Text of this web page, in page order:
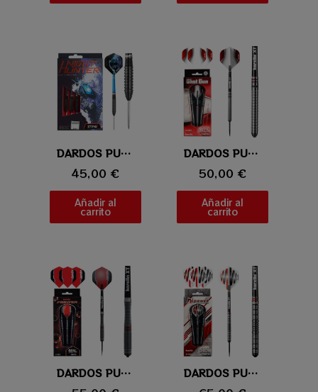
Vista rápidaDARDOS PUNTA DE ACERO ONE80 NIGHT HUNTER STING
45,00 €
Añadir al
carrito
Vista rápidaDARDOS PUNTA DE ACERO KARELLA SHOTGUN
50,00 €
Añadir al
carrito
Vista rápidaDARDOS PUNTA DE ACERO KARELLA FIGHTER Vista rápidaDARDOS PUNTA DE ACERO KARELLA HIPOWER